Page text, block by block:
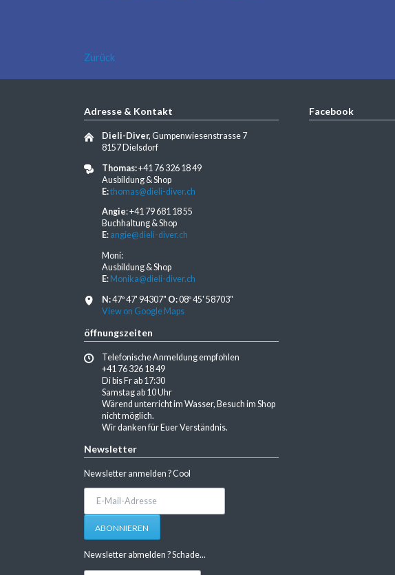
Zurück
Adresse & Kontakt
Dieli-Diver,Gumpenwiesenstrasse 7
8157 Dielsdorf
Thomas:+41 76 326 18 49
Ausbildung & Shop
E:thomas@dieli-diver.ch
Angie: +41 79 681 18 55
Buchhaltung & Shop
E: angie@dieli-diver.ch
Moni:
Ausbildung & Shop
E: Monika@dieli-diver.ch
N:47º 47' 94307" O:08º 45' 58703"
View on Google Maps
öffnungszeiten
Telefonische Anmeldung empfohlen
+41 76 326 18 49
Di bis Fr ab 17:30
Samstag ab 10 Uhr
Wärend unterricht im Wasser, Besuch im Shop
nicht möglich.
Wir danken für Euer Verständnis.
Newsletter
Newsletter anmelden ? Cool
Adresse
ABONNIEREN
Newsletter abmelden ? Schade...
Facebook